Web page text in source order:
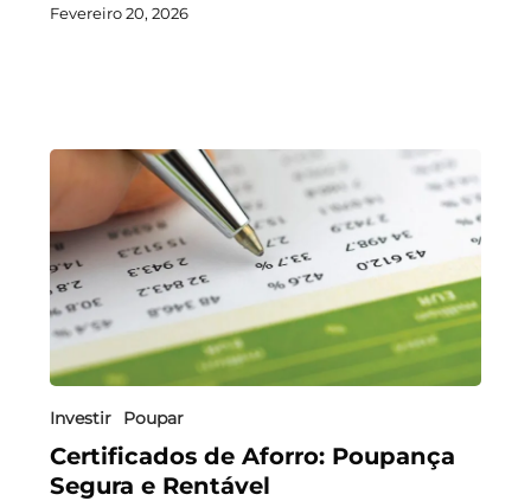
Fevereiro 20, 2026
Investir Poupar
Certificados de Aforro: Poupança
Segura e Rentável